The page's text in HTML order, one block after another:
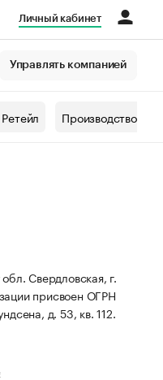
Личный кабинет
Управлять компанией
Ретейл Производство
Свердловская, г.
присвоен ОГРН
д. 53, кв. 112.